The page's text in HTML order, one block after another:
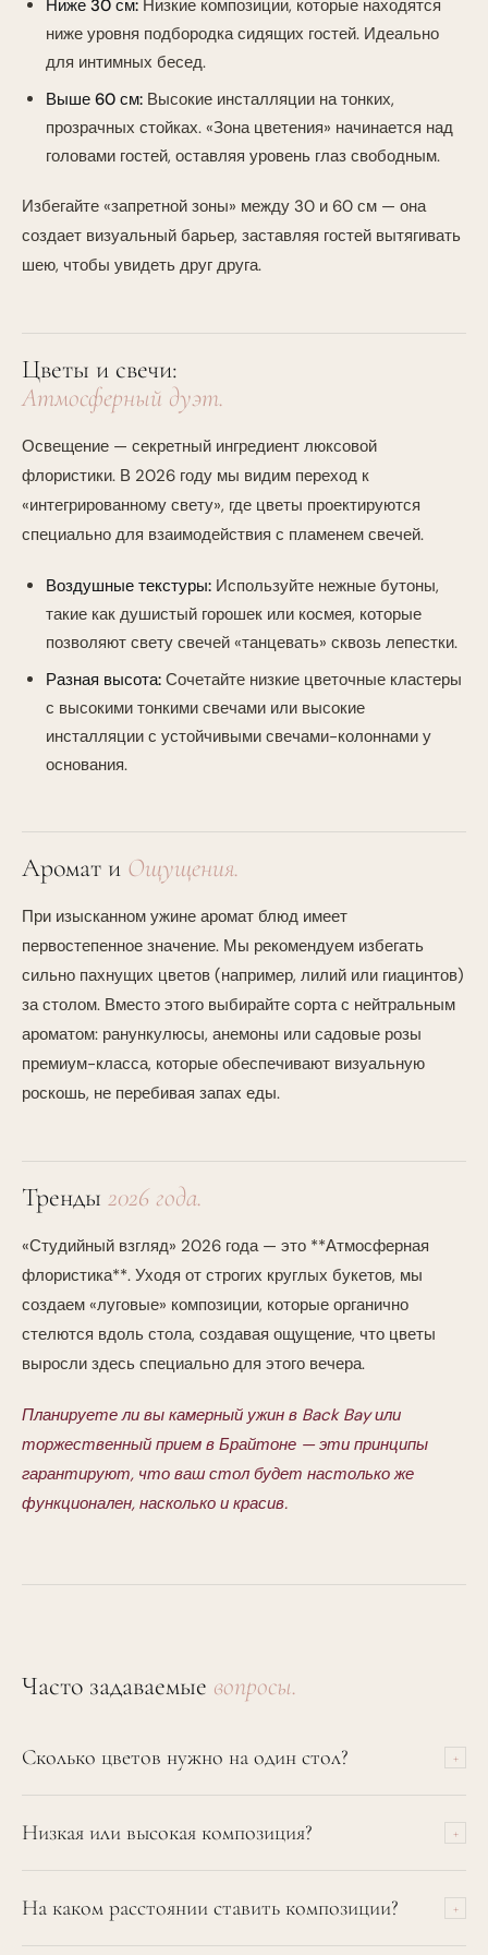
Ниже 30 см: Низкие композиции, которые находятся
ниже уровня подбородка сидящих гостей. Идеально
для интимных бесед.
Выше 60 см: Высокие инсталляции на тонких,
прозрачных стойках. «Зона цветения» начинается над
головами гостей, оставляя уровень глаз свободным.
Избегайте «запретной зоны» между 30 и 60 см — она
создает визуальный барьер, заставляя гостей вытягивать
шею, чтобы увидеть друг друга.
Цветы и свечи:
Атмосферный дуэт.
Освещение — секретный ингредиент люксовой
флористики. В 2026 году мы видим переход к
«интегрированному свету», где цветы проектируются
специально для взаимодействия с пламенем свечей.
Воздушные текстуры: Используйте нежные бутоны,
такие как душистый горошек или космея, которые
позволяют свету свечей «танцевать» сквозь лепестки.
Разная высота: Сочетайте низкие цветочные кластеры
с высокими тонкими свечами или высокие
инсталляции с устойчивыми свечами-колоннами у
основания.
Аромат и Ощущения.
При изысканном ужине аромат блюд имеет
первостепенное значение. Мы рекомендуем избегать
сильно пахнущих цветов (например, лилий или гиацинтов)
за столом. Вместо этого выбирайте сорта с нейтральным
ароматом: ранункулюсы, анемоны или садовые розы
премиум-класса, которые обеспечивают визуальную
роскошь, не перебивая запах еды.
Тренды 2026 года.
«Студийный взгляд» 2026 года — это **Атмосферная
флористика**. Уходя от строгих круглых букетов, мы
создаем «луговые» композиции, которые органично
стелются вдоль стола, создавая ощущение, что цветы
выросли здесь специально для этого вечера.
Планируете ли вы камерный ужин в Back Bay или
торжественный прием в Брайтоне — эти принципы
гарантируют, что ваш стол будет настолько же
функционален, насколько и красив.
Часто задаваемые вопросы.
Сколько цветов нужно на один стол? +
одной крупной композиции или трех небольших
кластеров. Для длинных столов — одна инсталляция на
Низкая или высокая композиция? +
или выше 60 см на тонких стойках для драмы. Избегайте
среднего уровня "на уровне глаз".
На каком расстоянии ставить композиции? +